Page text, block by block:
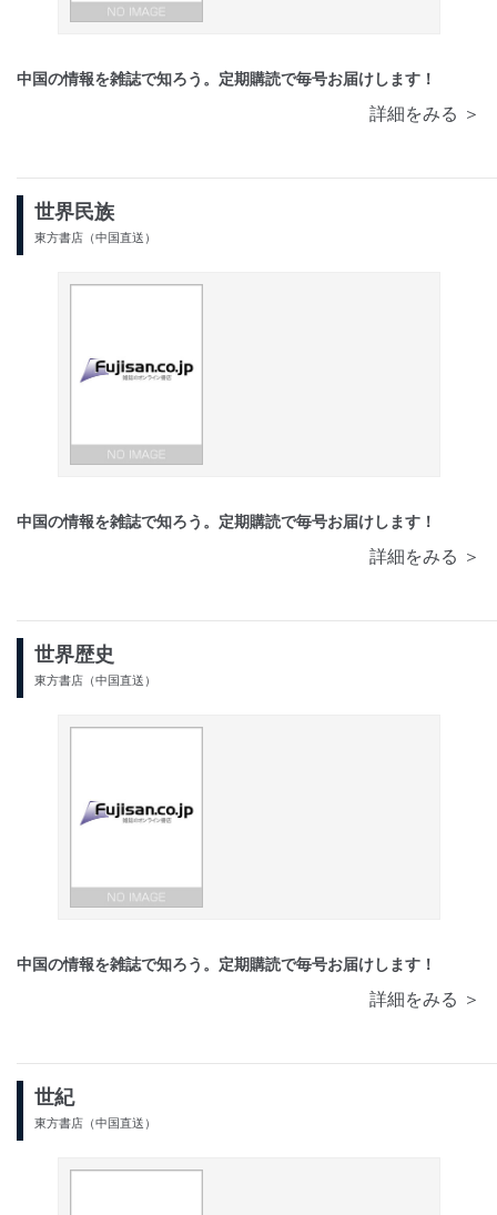
中国の情報を雑誌で知ろう。定期購読で毎号お届けします！
詳細をみる ＞
世界民族
東方書店（中国直送）
中国の情報を雑誌で知ろう。定期購読で毎号お届けします！
詳細をみる ＞
世界歴史
東方書店（中国直送）
中国の情報を雑誌で知ろう。定期購読で毎号お届けします！
詳細をみる ＞
世紀
東方書店（中国直送）